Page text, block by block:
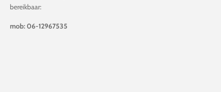
bereikbaar:
mob: 06-12967535